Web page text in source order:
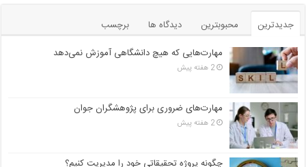
جدیدترین محبوبترین دیدگاه ها
برچسب
مهارت‌هایی که هیچ دانشگاهی آموزش نمی‌دهد
2 هفته پیش
مهارت‌های ضروری برای پژوهشگران جوان
2 هفته پیش
چگونه پروژه تحقیقاتی خود را مدیریت کنیم؟